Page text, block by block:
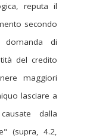
reputa il
secondo
di
del credito
maggiori
lasciare a
dalla
(supra, 4.2,